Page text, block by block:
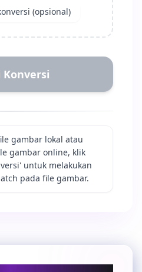
(opsional)
Konversi
gambar lokal atau
gambar online, klik
untuk melakukan
pada file gambar.